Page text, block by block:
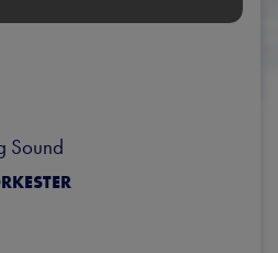
Sound